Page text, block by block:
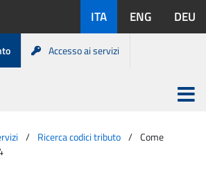
disponibili:
ITA ENG DEU
Accesso ai servizi
Apri
menu
Ricerca codici tributo
Come